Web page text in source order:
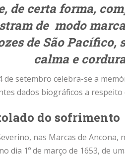
de certa forma,
de modo
de São Pacífico,
calma e
de setembro celebra-se a
dados biográficos a respeito
do sofrimento
nas Marcas de Ancona,
dia 1º de março de 1653, de